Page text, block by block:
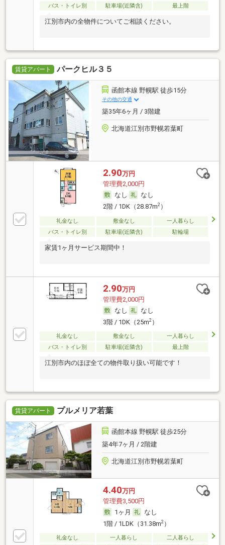
バス・トイレ別 駐車場(近隣含) 最上階
江別市内の全物件についてご相談ください。
賃貸アパート パークヒル３５
函館本線 野幌駅 徒歩15分
その他の交通
築35年6ヶ月 / 3階建
北海道江別市野幌若葉町
2.90万円
管理費2,000円
なし
なし
2階 / 1DK（28.87m2）
礼金なし 敷金なし
一人暮らし
バス・トイレ別
駐車場(近隣含) 駐輪場
家賃1ヶ月サービス期間中！
2.90万円
管理費2,000円
なし
なし
3階 / 1DK（25m2）
礼金なし 敷金なし
一人暮らし
バス・トイレ別
駐車場(近隣含) 最上階
江別市内のほぼ全ての物件取り扱い可能です！
賃貸アパート プルメリア若葉
函館本線 野幌駅 徒歩25分
築4年7ヶ月 / 2階建
北海道江別市野幌若葉町
4.40万円
管理費3,500円
1ヶ月
なし
1階 / 1LDK（31.38m2）
礼金なし 一人暮らし
二人暮らし